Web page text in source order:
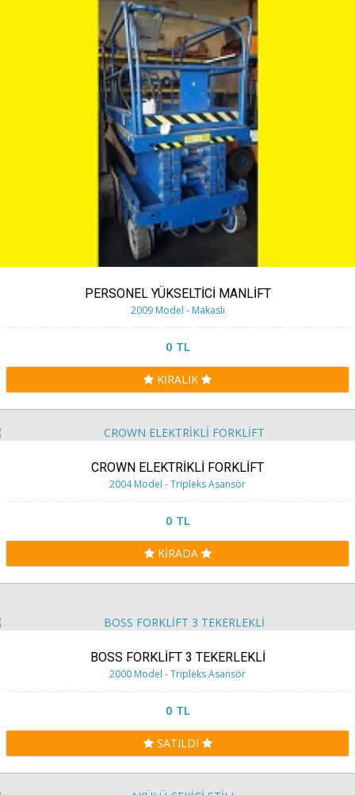
PERSONEL YÜKSELTİCİ MANLİFT
2009 Model - Makaslı
0 TL
KİRALIK
CROWN ELEKTRİKLİ FORKLİFT
2004 Model - Tripleks Asansör
0 TL
KİRADA
BOSS FORKLİFT 3 TEKERLEKLİ
2000 Model - Tripleks Asansör
0 TL
SATILDI